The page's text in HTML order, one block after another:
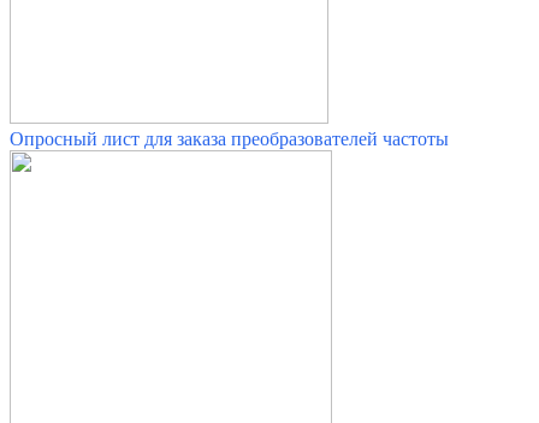
Опросный лист для заказа преобразователей частоты